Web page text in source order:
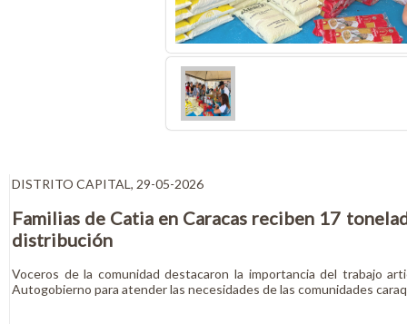
DISTRITO CAPITAL, 29-05-2026
Familias de Catia en Caracas reciben 17
distribución
Voceros de la comunidad destacaron la importancia del trabajo
Autogobierno para atender las necesidades de las comunidades